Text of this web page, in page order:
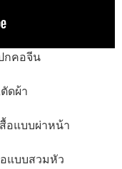
กคอจีน
ดผ้า
อแบบผ่าหน้า
อแบบสวมหัว